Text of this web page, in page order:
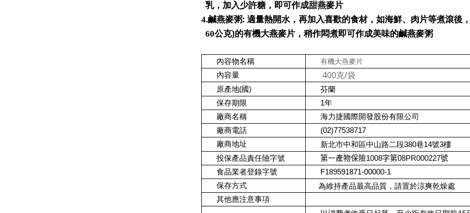
乳，加入少許糖，即可作成甜燕麥片
4.鹹燕麥粥: 適量熱開水，再加入喜歡的食材，如海鮮、肉片等煮滾後
60公克)的有機大燕麥片，稍作悶煮即可作成美味的鹹燕麥粥
內容物名稱 有機大燕麥片
內容量 400克/袋
原產地(國)
芬蘭
保存期限
1年
廠商名稱
海力捷國際開發股份有限公司
廠商電話
(02)77538717
廠商地址
新北市中和區中山路二段380巷14號3樓
投保產品責任險字號
第一產物保險1008字第08PR000227號
食品業者登錄字號
F189591871-00000-1
保存方式
為維持產品最高品質，請置於涼爽乾燥處
其他應注意事項